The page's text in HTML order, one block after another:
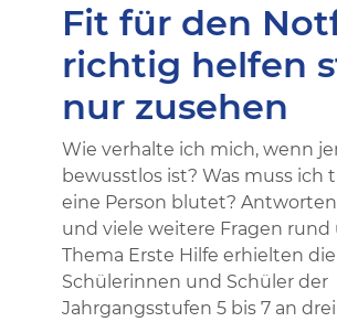
Fit für den
richtig helfen
nur zusehen
Wie verhalte ich mich, wenn
bewusstlos ist? Was muss ich
eine Person blutet?
und viele weitere Fragen rund
Thema Erste Hilfe erhielten die
Schülerinnen und Schüler der
Jahrgangsstufen 5 bis 7 an